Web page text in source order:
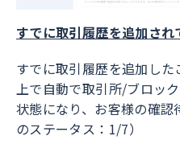
すでに取引履歴を追加され
すでに取引履歴を追加し
上で自動で取引所/ブロッ
状態になり、お客様の確
のステータス：1/7）